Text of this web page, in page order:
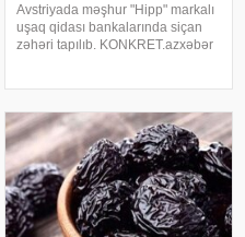
Avstriyada məşhur "Hipp" markalı
uşaq qidası bankalarında siçan
zəhəri tapılıb. KONKRET.azxəbər
məlumatına görə, Burgenlan